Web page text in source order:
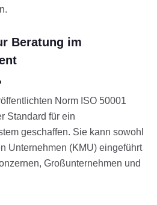
Beratung im
Norm ISO 50001
Standard für ein
geschaffen. Sie kann sowohl
Unternehmen (KMU) eingeführt
Großunternehmen und